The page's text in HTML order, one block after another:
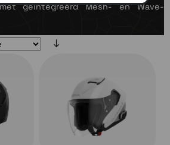
geïntegreerd Mesh- en Wave-